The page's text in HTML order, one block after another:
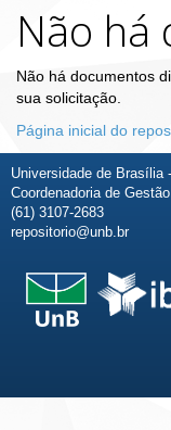
Não há
Não há documentos
sua solicitação.
Página inicial do
Universidade de Brasília
Coordenadoria de
(61) 3107-2683
repositorio@unb.br